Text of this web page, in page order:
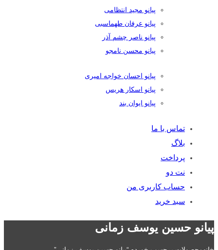
پیانو مجید انتظامی
پیانو عرفان طهماسبی
پیانو ناصر چشم آذر
پیانو محسن نامجو
پیانو احسان خواجه امیری
پیانو اسکار هریس
پیانو ایوان بند
تماس با ما
بلاگ
پرداخت
نت دو
حساب کاربری من
سبد خرید
پیانو حسین یوسف زمانی